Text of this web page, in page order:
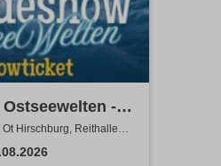
-
Hirschburg, Reithalle